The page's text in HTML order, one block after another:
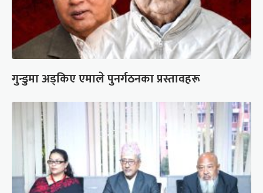
गुन्डुमा अड्किए एमाले पुनर्गठनका प्रस्तावहरू